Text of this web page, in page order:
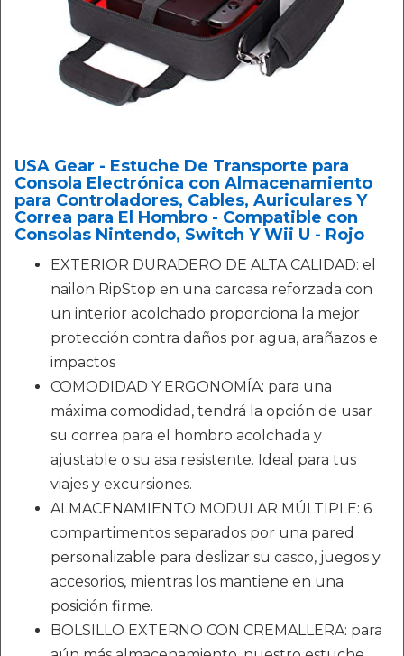
USA Gear - Estuche De Transporte para
Consola Electrónica con Almacenamiento
para Controladores, Cables, Auriculares Y
Correa para El Hombro - Compatible con
Consolas Nintendo, Switch Y Wii U - Rojo
EXTERIOR DURADERO DE ALTA CALIDAD: el
nailon RipStop en una carcasa reforzada con
un interior acolchado proporciona la mejor
protección contra daños por agua, arañazos e
impactos
COMODIDAD Y ERGONOMÍA: para una
máxima comodidad, tendrá la opción de usar
su correa para el hombro acolchada y
ajustable o su asa resistente. Ideal para tus
viajes y excursiones.
ALMACENAMIENTO MODULAR MÚLTIPLE: 6
compartimentos separados por una pared
personalizable para deslizar su casco, juegos y
accesorios, mientras los mantiene en una
posición firme.
BOLSILLO EXTERNO CON CREMALLERA: para